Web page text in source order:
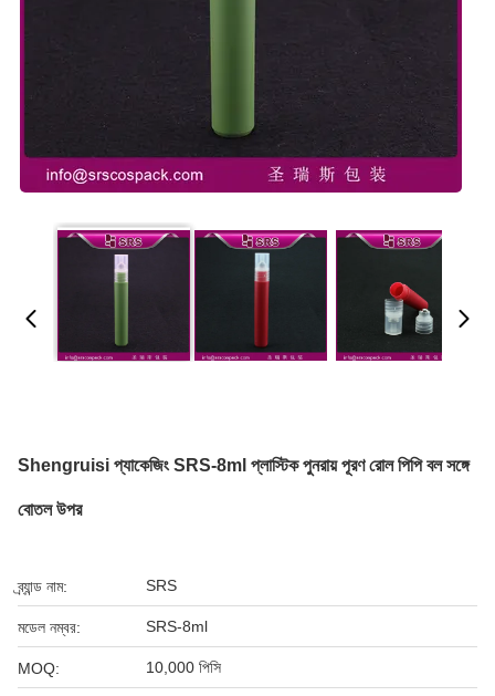
Shengruisi প্যাকেজিং SRS-8ml প্লাস্টিক পুনরায় পূরণ রোল পিপি বল সঙ্গে
বোতল উপর
ব্র্যান্ড নাম: SRS
মডেল নম্বর: SRS-8ml
MOQ: 10,000 পিসি